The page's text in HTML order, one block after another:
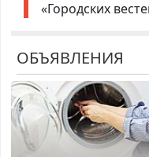
«Городских
ОБЪЯВЛЕНИЯ